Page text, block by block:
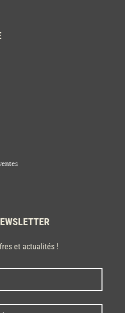
et actualités !
Nom